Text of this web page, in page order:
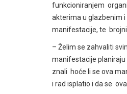
funkcioniranjem
akterima u glazbenim
manifestacije, te
– Želim se zahvaliti
manifestacije planiraju
znali hoće li se ova
i rad isplatio i da se